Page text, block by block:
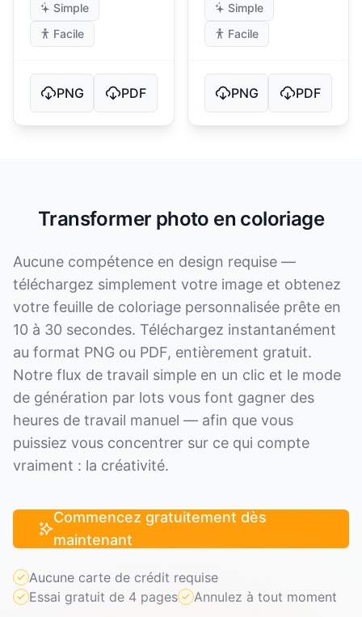
Simple
Facile
PNG PDF
Simple
Facile
PNG PDF
Transformer photo en coloriage
Aucune compétence en design requise —
téléchargez simplement votre image et obtenez
votre feuille de coloriage personnalisée prête en
10 à 30 secondes. Téléchargez instantanément
au format PNG ou PDF, entièrement gratuit.
Notre flux de travail simple en un clic et le mode
de génération par lots vous font gagner des
heures de travail manuel — afin que vous
puissiez vous concentrer sur ce qui compte
vraiment : la créativité.
Commencez gratuitement dès
maintenant
Aucune carte de crédit requise
Essai gratuit de 4 pages
Annulez à tout moment